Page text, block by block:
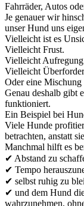
Fahrräder, Autos
Je genauer wir
unser Hund uns
Vielleicht ist es
Vielleicht Frust.
Vielleicht
Vielleicht
Oder eine Mischung
Genau deshalb gibt
funktioniert.
Ein Beispiel bei
Viele Hunde
betrachten, anstatt
Manchmal hilft es
✔ Abstand zu
✔ Tempo
✔ selbst ruhig zu
✔ und dem Hund
wahrzunehmen,